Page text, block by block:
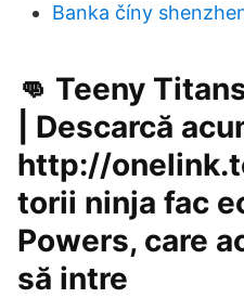
Banka číny
👊 Teeny
| Descarcă
http://
torii ninja fac
Powers, care
să intre